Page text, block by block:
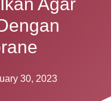
30, 2023